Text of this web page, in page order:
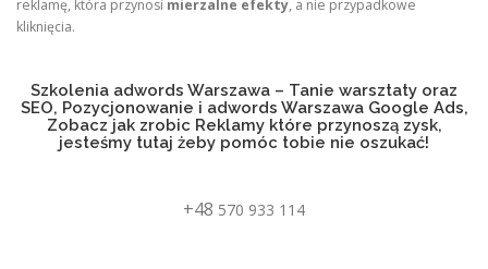
reklamę, która przynosi mierzalne efekty, a nie przypadkowe
kliknięcia.
Szkolenia adwords Warszawa – Tanie warsztaty oraz
SEO, Pozycjonowanie i adwords Warszawa Google Ads,
Zobacz jak zrobic Reklamy które przynoszą zysk,
jesteśmy tutaj żeby pomóc tobie nie oszukać!
+48 570 933 114